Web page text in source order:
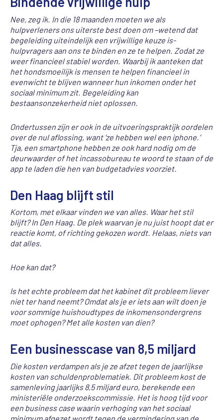
Nee, zeg ik. In die 18 maanden moeten we als
hulpverleners ons uiterste best doen om –wetend dat
begeleiding uiteindelijk een vrijwillige keuze is-
hulpvragers aan ons te binden en ze te helpen. Zodat ze
weer financieel stabiel worden. Waarbij ik aanteken dat
het hondsmoeilijk is mensen te helpen financieel in
evenwicht te blijven wanneer hun inkomen onder het
sociaal minimum zit. Begeleiding kan
bestaansonzekerheid niet oplossen.
Ondertussen zijn er ook in de uitvoeringspraktijk oordelen
over de nul aflossing, want ‘ze hebben wel een iphone.’
Tja, een smartphone hebben ze ook hard nodig om de
deurwaarder of het incassobureau te woord te staan of de
app te laden die hen van budgetadvies voorziet.
Den Haag blijft stil
Kortom, met elkaar vinden we van alles. Waar het stil
blijft? In Den Haag. De plek waarvan je nu juist hoopt dat er
reactie komt, of richting gekozen wordt. Helaas, niets van
dat alles.
Hoe kan dat?
Is het echte probleem dat het kabinet dit probleem liever
niet ter hand neemt? Omdat als je er iets aan wilt doen je
voor sommige huishoudtypes de inkomensondergrens
moet ophogen? Met alle kosten van dien?
Een businesscase van 8,5 miljard
Die kosten verdampen als je ze afzet tegen de jaarlijkse
kosten van schuldenproblematiek. Dit probleem kost de
samenleving jaarlijks 8,5 miljard euro, berekende een
ministeriële onderzoekscommissie. Het is hoog tijd voor
een business case waarin verhoging van het sociaal